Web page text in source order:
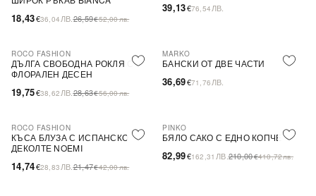
18,43€36,04 ЛВ.26,59€52,00лв.
39,13€76,54 ЛВ.
-31%
ROCO FASHION
ДЪЛГА СВОБОДНА РОКЛЯ С
ФЛОРАЛЕН ДЕСЕН
19,75€38,62 ЛВ.28,63€56,00лв.
MARKO
БАНСКИ ОТ ДВЕ ЧАСТИ
36,69€71,76 ЛВ.
-31%
ROCO FASHION
КЪСА БЛУЗА С ИСПАНСКО
ДЕКОЛТЕ NOEMI
14,74€28,83 ЛВ.21,47€42,00лв.
-60%
PINKO
БЯЛО САКО С ЕДНО КОПЧЕ
82,99€162,31 ЛВ.210,00€410,72лв.